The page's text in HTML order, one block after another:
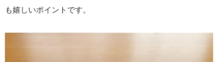
も嬉しいポイントです。